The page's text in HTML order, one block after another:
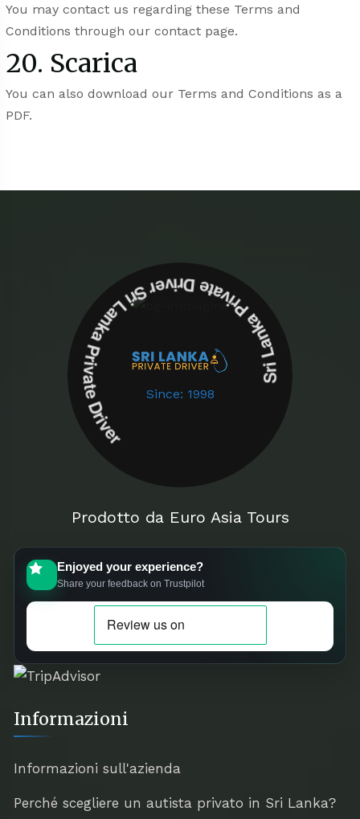
You may contact us regarding these Terms and
Conditions through our contactpage.
20. Scarica
You can also download our Terms and Conditions as a
PDF.
Since: 1998
Sri Lanka Private Driver Sri Lanka Private Driver
Prodotto da Euro Asia Tours
Enjoyed your experience?
Share your feedback on Trustpilot
Informazioni
Informazioni sull'azienda
Perché scegliere un autista privato in Sri Lanka?